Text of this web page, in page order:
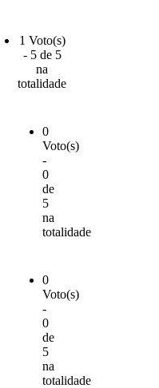
1 Voto(s)
- 5 de 5
na
totalidade
0
Voto(s)
-
0
de
5
na
totalidade
0
Voto(s)
-
0
de
5
na
totalidade